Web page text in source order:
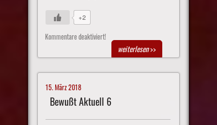
+2
Kommentare deaktiviert!
weiterlesen>>
15. März 2018
Bewußt Aktuell 6